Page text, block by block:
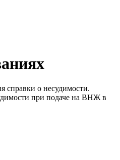
справки о несудимости.
при подаче на ВНЖ в